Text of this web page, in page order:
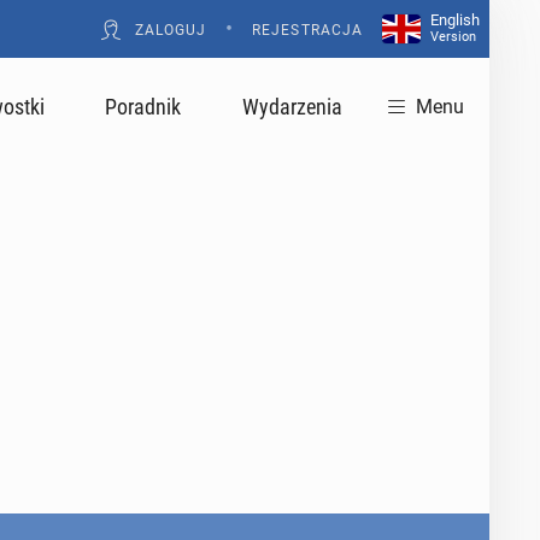
ZALOGUJ • REJESTRACJA
English
Version
Poradnik Wydarzenia Menu